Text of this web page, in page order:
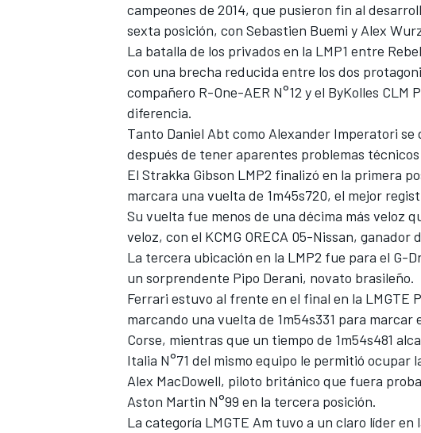
MÁS CATEGORÍAS
campeones de 2014, que pusieron fin al
sexta posición, con Sebastien Buemi y Alex
La batalla de los privados en la LMP1 entre
con una brecha reducida entre los dos
compañero R-One-AER N°12 y el ByKolles CLM
diferencia.
Tanto Daniel Abt como Alexander Imperatori
después de tener aparentes problemas
El Strakka Gibson LMP2 finalizó en la primera
marcara una vuelta de 1m45s720, el mejor
Su vuelta fue menos de una décima más veloz
veloz, con el KCMG ORECA 05-Nissan, ganador
La tercera ubicación en la LMP2 fue para el G-
un sorprendente Pipo Derani, novato brasileño.
Ferrari estuvo al frente en el final en la LMGTE
marcando una vuelta de 1m54s331 para marcar
Corse, mientras que un tiempo de 1m54s481
Italia N°71 del mismo equipo le permitió ocupar
Alex MacDowell, piloto británico que fuera
Aston Martin N°99 en la tercera posición.
La categoría LMGTE Am tuvo a un claro líder en